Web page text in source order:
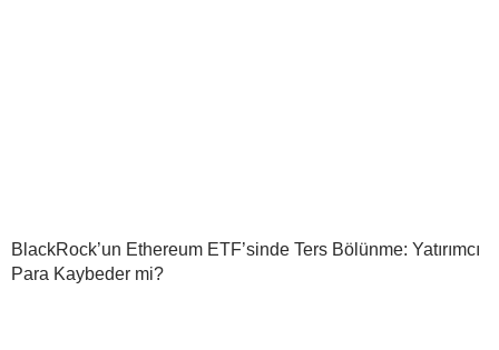
BlackRock’un Ethereum ETF’sinde Ters Bölünme: Yatırımcı
Para Kaybeder mi?